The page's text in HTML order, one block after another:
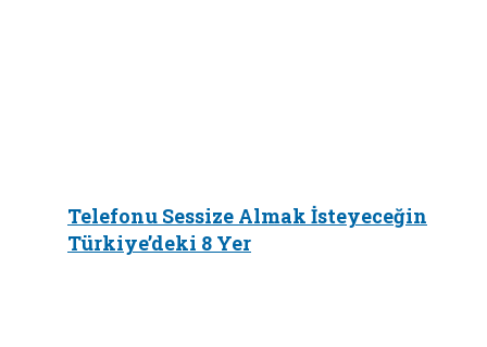
Telefonu Sessize Almak İsteyeceğin
Türkiye’deki 8 Yer